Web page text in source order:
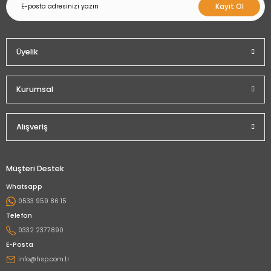
Kayıt Ol
Üyelik
Kurumsal
Alışveriş
Müşteri Destek
Whatsapp
0533 959 86 15
Telefon
0332 2377890
E-Posta
info@hsp.com.tr